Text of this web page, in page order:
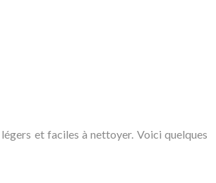
et faciles à nettoyer. Voici quelques